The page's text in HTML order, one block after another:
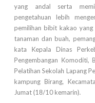
yang andal serta
pengetahuan lebih
pemilihan bibit kakao yang
tanaman dan buah,
kata Kepala Dinas
Pengembangan Komoditi,
Pelatihan Sekolah Lapang
kampung Birang,
Jumat (18/10 kemarin).